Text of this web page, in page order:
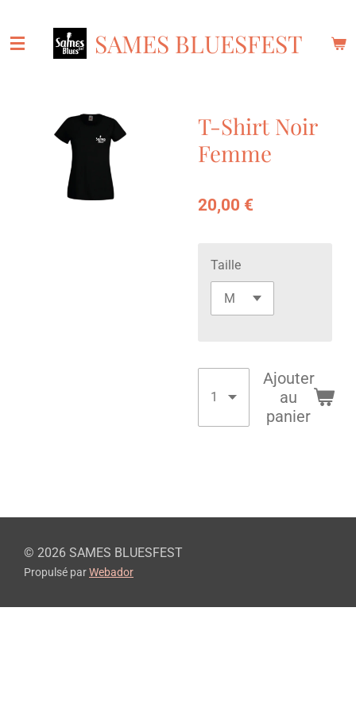
au
contenu
SAMES BLUESFEST
T-Shirt Noir
Femme
20,00 €
Taille
Ajouter
au
panier
© 2026 SAMES BLUESFEST
Propulsé parWebador